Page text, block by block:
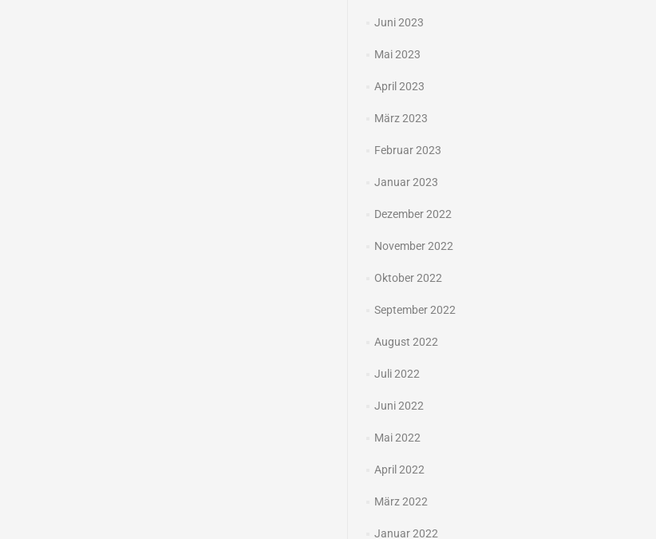
Juni 2023
Mai 2023
April 2023
März 2023
Februar 2023
Januar 2023
Dezember 2022
November 2022
Oktober 2022
September 2022
August 2022
Juli 2022
Juni 2022
Mai 2022
April 2022
März 2022
Januar 2022